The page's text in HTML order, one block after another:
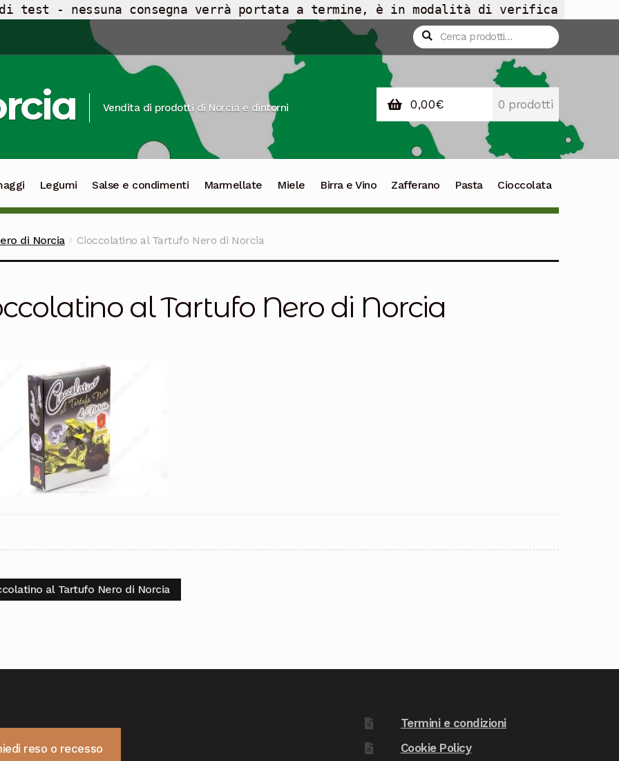
test - nessuna consegna verrà portata a termine, è in modalità di verifica
Cerca:
Cerca
Vendita di prodotti di Norcia e dintorni 0,00€ 0 prodotti
Legumi Salse e condimenti Marmellate Miele Birra e Vino Zafferano Pasta Cioccolata
di Norcia Cioccolatino al Tartufo Nero di Norcia
al Tartufo Nero di Norcia
al Tartufo Nero di Norcia
reso o recesso
Termini e condizioni
Cookie Policy